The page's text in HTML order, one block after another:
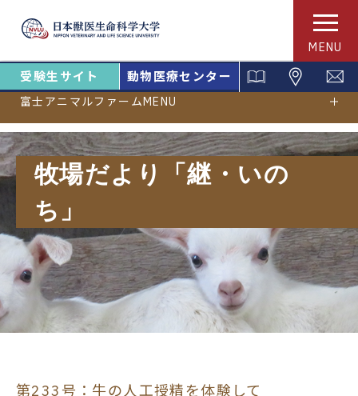
MENU
受験生サイト 動物医療センター
富士アニマルファームMENU
牧場だより「継・いの
ち」
第233号：牛の人工授精を体験して